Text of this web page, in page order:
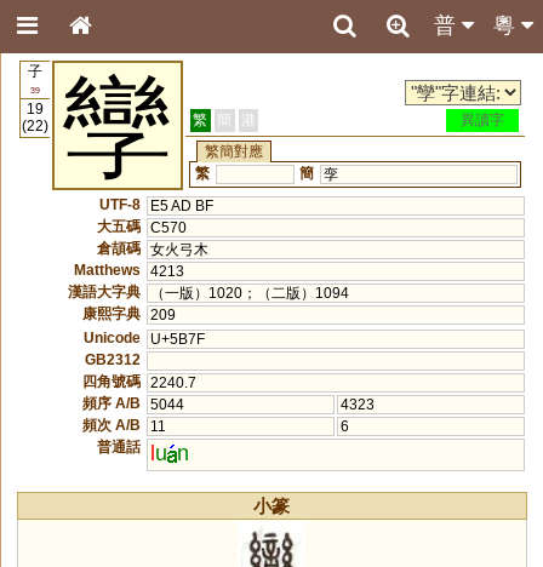
粵
普
子
39
19
(22)
孿 繁 簡 港
異讀字
繁簡對應
繁
簡 孪
UTF-8
E5 AD BF
大五碼 C570
倉頡碼 女火弓木
Matthews
4213
漢語大字典
（一版）1020；（二版）1094
康熙字典 209
Unicode
U+5B7F
GB2312
四角號碼 2240.7
頻序 A/B
5044
4323
頻次 A/B
11
6
普通話
lu n
小篆